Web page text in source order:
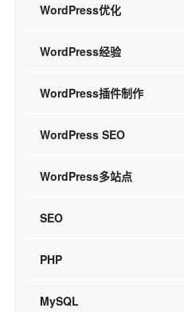
WordPress优化
WordPress经验
WordPress插件制作
WordPress SEO
WordPress多站点
SEO
PHP
MySQL